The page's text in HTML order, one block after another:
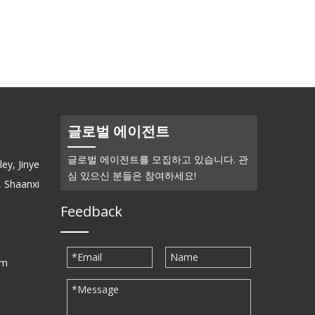
Jinye
글로벌 에이전트
글로벌 에이전트를 모집하고 있습니다. 관
심 있으신 분들은 참여하세요!
Feedback